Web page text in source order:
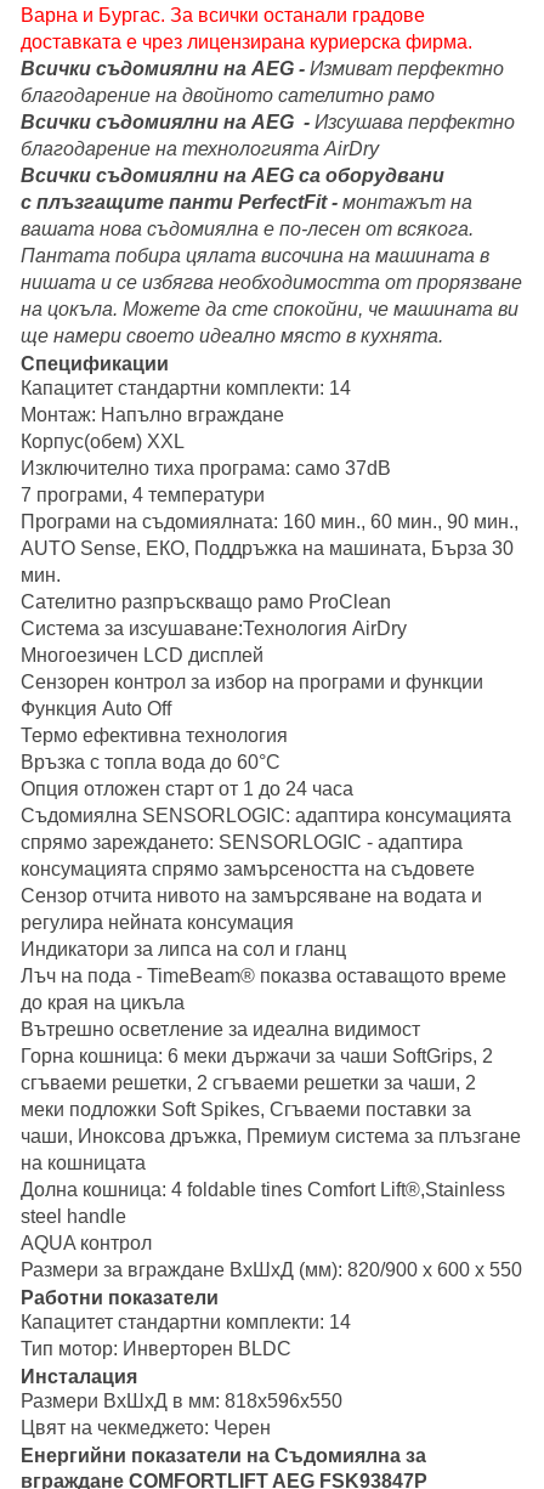
Варна и Бургас. За всички останали градове
доставката е чрез лицензирана куриерска фирма.
Всички съдомиялни на AEG - Измиват перфектно
благодарение на двойното сателитно рамо
Всички съдомиялни на AEG - Изсушава перфектно
благодарение на технологията AirDry
Всички съдомиялни на AEG са оборудвани
с плъзгащите панти PerfectFit - монтажът на
вашата нова съдомиялна е по-лесен от всякога.
Пантата побира цялата височина на машината в
нишата и се избягва необходимостта от прорязване
на цокъла. Можете да сте спокойни, че машината ви
ще намери своето идеално място в кухнята.
Спецификации
Капацитет стандартни комплекти: 14
Монтаж: Напълно вграждане
Корпус(обем) XXL
Изключително тиха програма: само 37dB
7 програми, 4 температури
Програми на съдомиялната: 160 мин., 60 мин., 90 мин.,
AUTO Sense, ЕКО, Поддръжка на машината, Бърза 30
мин.
Сателитно разпръскващо рамо ProClean
Система за изсушаване:Технология AirDry
Многоезичен LCD дисплей
Сензорен контрол за избор на програми и функции
Функция Auto Off
Термо ефективна технология
Връзка с топла вода до 60°C
Опция отложен старт от 1 до 24 часа
Съдомиялна SENSORLOGIC: адаптира консумацията
спрямо зареждането: SENSORLOGIC - адаптира
консумацията спрямо замърсеността на съдовете
Сензор отчита нивото на замърсяване на водата и
регулира нейната консумация
Индикатори за липса на сол и гланц
Лъч на пода - TimeBeam® показва оставащото време
до края на цикъла
Вътрешно осветление за идеална видимост
Горна кошница: 6 меки държачи за чаши SoftGrips, 2
сгъваеми решетки, 2 сгъваеми решетки за чаши, 2
меки подложки Soft Spikes, Сгъваеми поставки за
чаши, Иноксова дръжка, Премиум система за плъзгане
на кошницата
Долна кошница: 4 foldable tines Comfort Lift®,Stainless
steel handle
AQUA контрол
Размери за вграждане ВxШxД (мм): 820/900 x 600 x 550
Работни показатели
Капацитет стандартни комплекти: 14
Тип мотор: Инверторен BLDC
Инсталация
Размери ВxШxД в мм: 818x596x550
Цвят на чекмеджето: Черен
Енергийни показатели на Съдомиялна за
вграждане COMFORTLIFT AEG FSK93847P